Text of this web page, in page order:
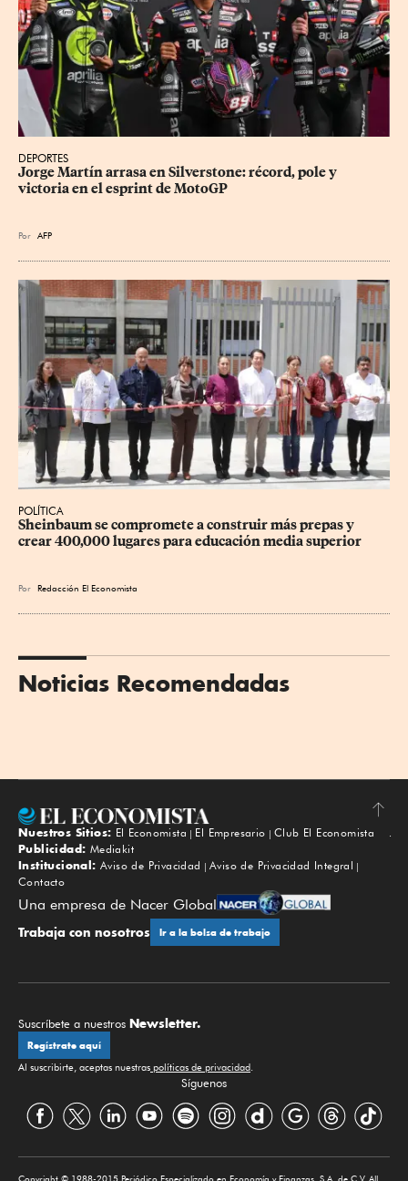
DEPORTES
Jorge Martín arrasa en Silverstone: récord, pole y
victoria en el esprint de MotoGP
Por AFP
POLÍTICA
Sheinbaum se compromete a construir más prepas y
crear 400,000 lugares para educación media superior
Por Redacción El Economista
Noticias Recomendadas
Subir
Nuestros Sitios: El Economista El Empresario
Club El Economista
Publicidad: Mediakit
Institucional: Aviso de Privacidad
Aviso de Privacidad Integral
Contacto
Una empresa de Nacer Global
Trabaja con nosotros Ir a la bolsa de trabajo
Suscríbete a nuestros Newsletter.
Regístrate aquí
Al suscribirte, aceptas nuestras políticas de privacidad.
Síguenos
Copyright © 1988-2015 Periódico Especializado en Economía y Finanzas, S.A. de C.V. All